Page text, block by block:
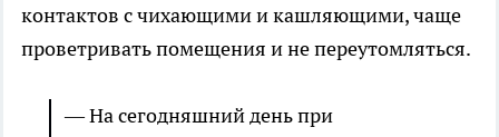
контактов с чихающими и кашляющими, чаще
проветривать помещения и не переутомляться.
— На сегодняшний день при